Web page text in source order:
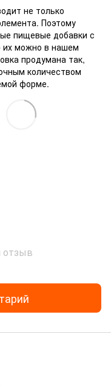
не только
Поэтому
пищевые добавки с
их можно в нашем
продумана так,
количеством
форме.
отзыв